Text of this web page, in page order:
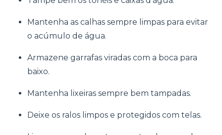
Mantenha as calhas sempre limpas para evitar
o acúmulo de água.
Armazene garrafas viradas com a boca para
baixo.
Mantenha lixeiras sempre bem tampadas.
Deixe os ralos limpos e protegidos com telas.